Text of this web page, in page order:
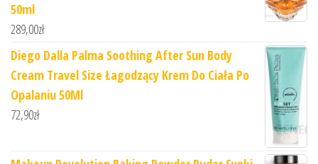
50ml
289,00zł
Diego Dalla Palma Soothing After Sun Body
Cream Travel Size Łagodzący Krem Do Ciała Po
Opalaniu 50Ml
72,90zł